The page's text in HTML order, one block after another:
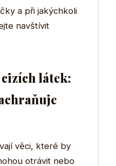
a při jakýchkoli
navštívit
látek:
věci, které by
otrávit nebo